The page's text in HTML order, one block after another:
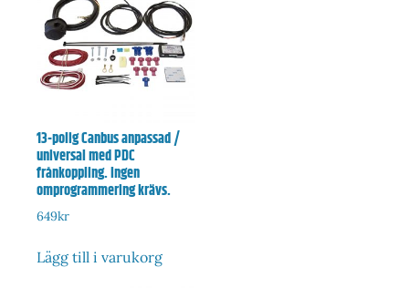
13-polig Canbus anpassad /
universal med PDC
frånkoppling. Ingen
omprogrammering krävs.
649kr
Lägg till i varukorg